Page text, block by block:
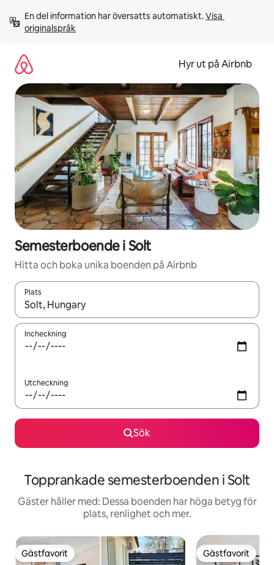
innehåll
En del information har översatts automatiskt. Visa
originalspråk
Hyr ut på Airbnb
Semesterboende i Solt
Hitta och boka unika boenden på Airbnb
Plats
När resultaten är tillgängliga kan du navigera med upp- och
Incheckning
Utcheckning
Sök
Topprankade semesterboenden i Solt
Gäster håller med: Dessa boenden har höga betyg för
plats, renlighet och mer.
Gästfavorit
Gästfavorit Gästfavorit
Gästfavorit